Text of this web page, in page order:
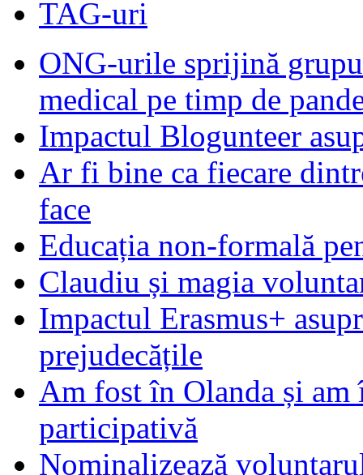
TAG-uri
ONG-urile sprijină
medical pe timp de
Impactul Blogunteer
Ar fi bine ca fiecare
face
Educația non-formală
Claudiu și magia
Impactul Erasmus+
prejudecățile
Am fost în Olanda și am
participativă
Nominalizează